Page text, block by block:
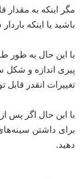
مگر اینکه به
باشید یا اینکه
با این حال به طور
پیری اندازه و شکل
تغییرات انقدر قابل
با این حال اگر پس
برای داشتن
دهید.